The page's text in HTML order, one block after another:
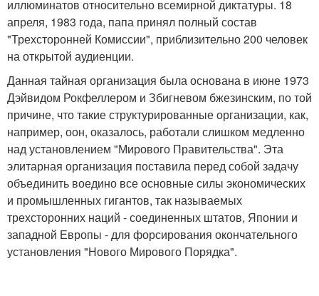
иллюминатов относительно всемирной диктатуры. 18
апреля, 1983 года, папа принял полный состав
"Трехсторонней Комиссии", приблизительно 200 человек
на открытой аудиенции.
Данная тайная организация была основана в июне 1973
Дэйвидом Рокфеллером и Збигневом бжезинским, по той
причине, что такие структурированные организации, как,
например, оон, оказалось, работали слишком медленно
над установлением "Мирового Правительства". Эта
элитарная организация поставила перед собой задачу
объединить воедино все основные силы экономических
и промышленных гигантов, так называемых
трехсторонних наций - соединенных штатов, Японии и
западной Европы - для форсирования окончательного
установления "Нового Мирового Порядка".